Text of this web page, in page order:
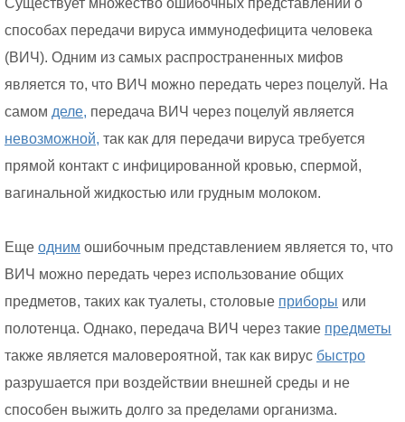
способах передачи вируса иммунодефицита человека
(ВИЧ). Одним из самых распространенных мифов
является то, что ВИЧ можно передать через поцелуй. На
самом деле, передача ВИЧ через поцелуй является
невозможной, так как для передачи вируса требуется
прямой контакт с инфицированной кровью, спермой,
вагинальной жидкостью или грудным молоком.
Еще одним ошибочным представлением является то, что
ВИЧ можно передать через использование общих
предметов, таких как туалеты, столовые приборы или
полотенца. Однако, передача ВИЧ через такие предметы
также является маловероятной, так как вирус быстро
разрушается при воздействии внешней среды и не
способен выжить долго за пределами организма.